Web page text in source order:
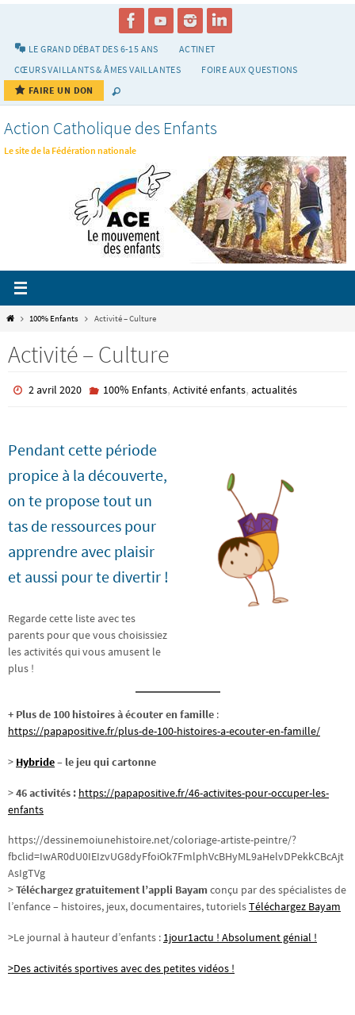
LE GRAND DÉBAT DES 6-15 ANS
ACTINET
CŒURS VAILLANTS & ÂMES VAILLANTES
FOIRE AUX QUESTIONS
FAIRE UN DON
Action Catholique des Enfants
Le site de la Fédération nationale
Home100% Enfants Activité – Culture
Activité – Culture
2 avril 2020 100% Enfants, Activité enfants, actualités
Pendant cette période
propice à la découverte,
on te propose tout un
tas de ressources pour
apprendre avec plaisir
et aussi pour te divertir !
Regarde cette liste avec tes
parents pour que vous choisissiez
les activités qui vous amusent le
plus !
+ Plus de 100 histoires à écouter en famille :
https://papapositive.fr/plus-de-100-histoires-a-ecouter-en-famille/
> Hybride– le jeu qui cartonne
>46 activités : https://papapositive.fr/46-activites-pour-occuper-les-
enfants
https://dessinemoiunehistoire.net/coloriage-artiste-peintre/?
fbclid=IwAR0dU0IEIzvUG8dyFfoiOk7FmlphVcBHyML9aHelvDPekkCBcAjt
AsIgTVg
>Téléchargez gratuitement l’appli Bayamconçu par des spécialistes de
l’enfance – histoires, jeux, documentaires, tutorielsTéléchargez Bayam
>Le journal à hauteur d’enfants : 1jour1actu ! Absolument génial !
>Des activités sportives avec des petites vidéos !